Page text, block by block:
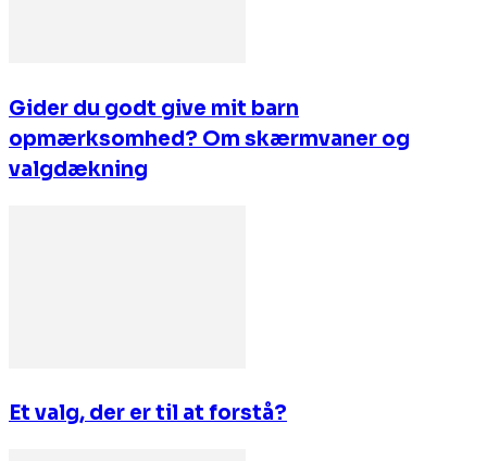
Gider du godt give mit barn
opmærksomhed? Om skærmvaner og
valgdækning
Et valg, der er til at forstå?